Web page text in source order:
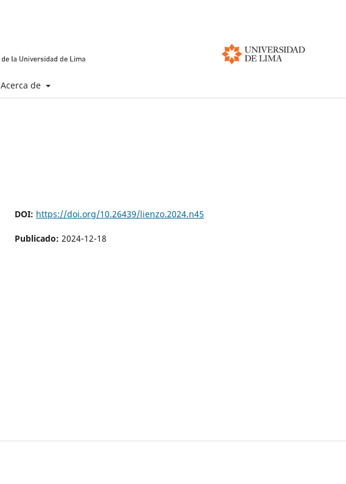
Acerca de
DOI: https://doi.org/10.26439/lienzo.2024.n45
Publicado: 2024-12-18